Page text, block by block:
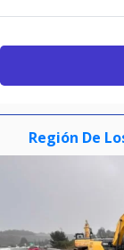
Región De